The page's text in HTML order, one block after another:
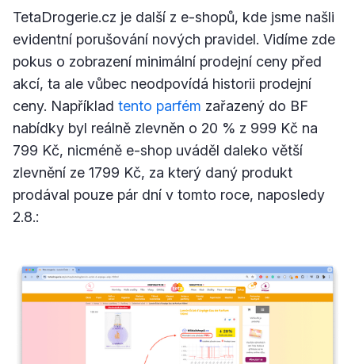
TetaDrogerie.cz je další z e-shopů, kde jsme našli
evidentní porušování nových pravidel. Vidíme zde
pokus o zobrazení minimální prodejní ceny před
akcí, ta ale vůbec neodpovídá historii prodejní
ceny. Například tento parfém zařazený do BF
nabídky byl reálně zlevněn o 20 % z 999 Kč na
799 Kč, nicméně e-shop uváděl daleko větší
zlevnění ze 1799 Kč, za který daný produkt
prodával pouze pár dní v tomto roce, naposledy
2.8.: